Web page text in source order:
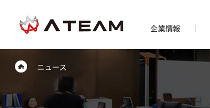
企業情報
ニュース